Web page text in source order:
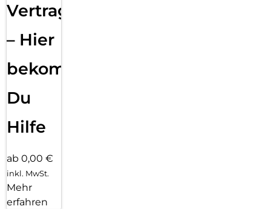
Vertragsabwicklung
– Hier
bekommst
Du
Hilfe
ab 0,00 €
inkl. MwSt.
Mehr
erfahren